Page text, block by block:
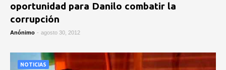
oportunidad para Danilo combatir la
corrupción
Anónimo - agosto 30, 2012
NOTICIAS